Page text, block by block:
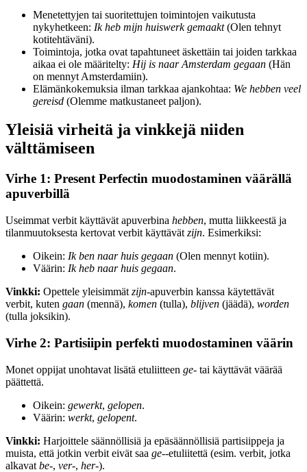
Menetettyjen tai suoritettujen toimintojen vaikutusta
nykyhetkeen: Ik heb mijn huiswerk gemaakt(Olen tehnyt
kotitehtäväni).
Toimintoja, jotka ovat tapahtuneet äskettäin tai joiden tarkkaa
aikaa ei ole määritelty: Hij is naar Amsterdam gegaan (Hän
on mennyt Amsterdamiin).
Elämänkokemuksia ilman tarkkaa ajankohtaa: We hebben veel
gereisd (Olemme matkustaneet paljon).
Yleisiä virheitä ja vinkkejä niiden
välttämiseen
Virhe 1: Present Perfectin muodostaminen väärällä
apuverbillä
Useimmat verbit käyttävät apuverbina hebben, mutta liikkeestä ja
tilanmuutoksesta kertovat verbit käyttävät zijn. Esimerkiksi:
Oikein: Ik ben naar huis gegaan (Olen mennyt kotiin).
Väärin: Ik heb naar huis gegaan.
Vinkki: Opettele yleisimmät zijn-apuverbin kanssa käytettävät
verbit, kuten gaan (mennä), komen (tulla), blijven (jäädä), worden
(tulla joksikin).
Virhe 2: Partisiipin perfekti muodostaminen väärin
Monet oppijat unohtavat lisätä etuliitteen ge- tai käyttävät väärää
päättettä.
Oikein: gewerkt, gelopen.
Väärin: werkt, gelopent.
Vinkki: Harjoittele säännöllisiä ja epäsäännöllisiä partisiippeja ja
muista, että jotkin verbit eivät saa ge--etuliitettä (esim. verbit, jotka
alkavat be-, ver-, her-).